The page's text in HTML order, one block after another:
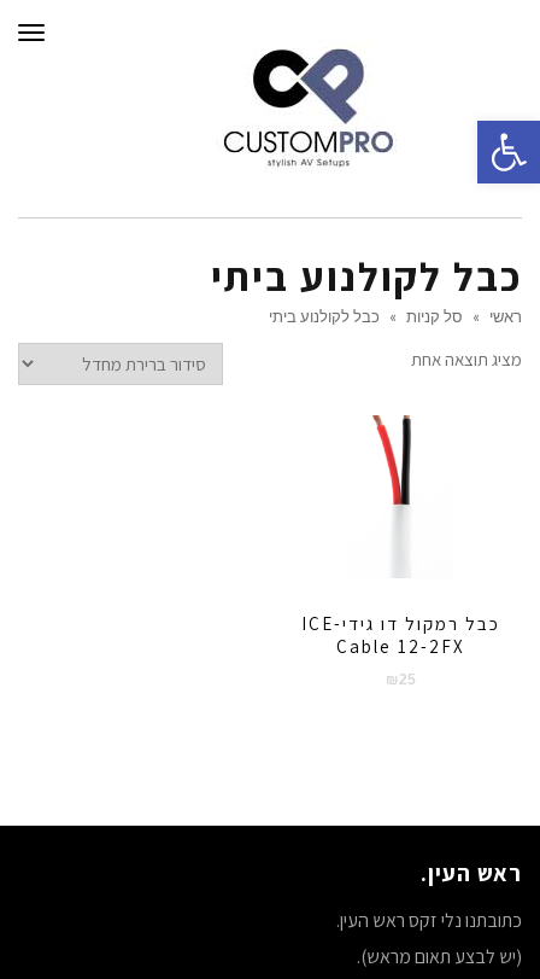
כבל לקולנוע ביתי
ראשי » סל קניות » כבל לקולנוע ביתי
מציג תוצאה אחת
כבל רמקול דו גידי-ICE
Cable 12-2FX
₪ 25
ראש העין.
כתובתנו נלי זקס ראש העין.
(יש לבצע תאום מראש).
פתח סרגל נגישות